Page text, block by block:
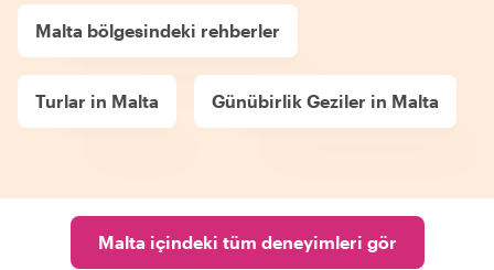
Malta bölgesindeki rehberler
Turlar in Malta Günübirlik Geziler in Malta
Malta içindeki tüm deneyimleri gör